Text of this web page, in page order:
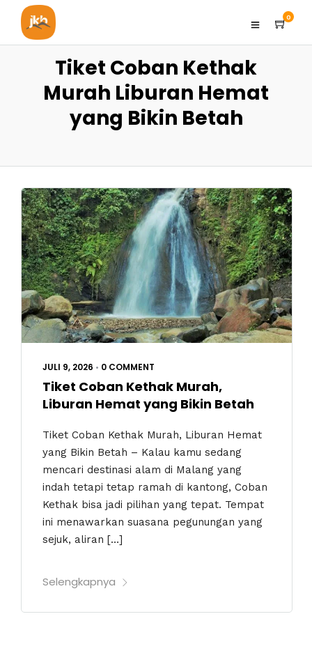
0
Tiket Coban Kethak
Murah Liburan Hemat
yang Bikin Betah
JULI 9, 2026 • 0 COMMENT
Tiket Coban Kethak Murah,
Liburan Hemat yang Bikin Betah
Tiket Coban Kethak Murah, Liburan Hemat
yang Bikin Betah – Kalau kamu sedang
mencari destinasi alam di Malang yang
indah tetapi tetap ramah di kantong, Coban
Kethak bisa jadi pilihan yang tepat. Tempat
ini menawarkan suasana pegunungan yang
sejuk, aliran […]
Selengkapnya